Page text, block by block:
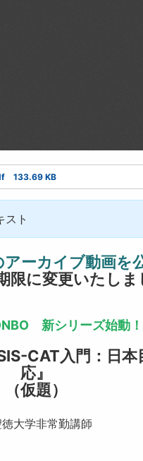
133.69 KB
スト
ーカイブ動画を
限に変更いたしま
新シリーズ始動
CAT入門：日
応』
（仮題）
大学非常勤講師